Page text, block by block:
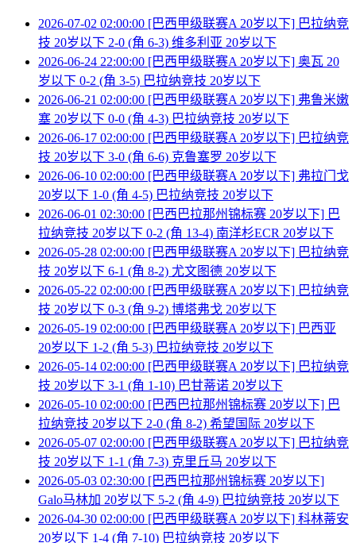
2026-07-02 02:00:00 [巴西甲级联赛A 20岁以下] 巴拉纳竞
技 20岁以下 2-0 (角 6-3) 维多利亚 20岁以下
2026-06-24 22:00:00 [巴西甲级联赛A 20岁以下] 奥瓦 20
岁以下 0-2 (角 3-5) 巴拉纳竞技 20岁以下
2026-06-21 02:00:00 [巴西甲级联赛A 20岁以下] 弗鲁米嫩
塞 20岁以下 0-0 (角 4-3) 巴拉纳竞技 20岁以下
2026-06-17 02:00:00 [巴西甲级联赛A 20岁以下] 巴拉纳竞
技 20岁以下 3-0 (角 6-6) 克鲁塞罗 20岁以下
2026-06-10 02:00:00 [巴西甲级联赛A 20岁以下] 弗拉门戈
20岁以下 1-0 (角 4-5) 巴拉纳竞技 20岁以下
2026-06-01 02:30:00 [巴西巴拉那州锦标赛 20岁以下] 巴
拉纳竞技 20岁以下 0-2 (角 13-4) 南洋杉ECR 20岁以下
2026-05-28 02:00:00 [巴西甲级联赛A 20岁以下] 巴拉纳竞
技 20岁以下 6-1 (角 8-2) 尤文图德 20岁以下
2026-05-22 02:00:00 [巴西甲级联赛A 20岁以下] 巴拉纳竞
技 20岁以下 0-3 (角 9-2) 博塔弗戈 20岁以下
2026-05-19 02:00:00 [巴西甲级联赛A 20岁以下] 巴西亚
20岁以下 1-2 (角 5-3) 巴拉纳竞技 20岁以下
2026-05-14 02:00:00 [巴西甲级联赛A 20岁以下] 巴拉纳竞
技 20岁以下 3-1 (角 1-10) 巴甘蒂诺 20岁以下
2026-05-10 02:00:00 [巴西巴拉那州锦标赛 20岁以下] 巴
拉纳竞技 20岁以下 2-0 (角 8-2) 希望国际 20岁以下
2026-05-07 02:00:00 [巴西甲级联赛A 20岁以下] 巴拉纳竞
技 20岁以下 1-1 (角 7-3) 克里丘马 20岁以下
2026-05-03 02:30:00 [巴西巴拉那州锦标赛 20岁以下]
Galo马林加 20岁以下 5-2 (角 4-9) 巴拉纳竞技 20岁以下
2026-04-30 02:00:00 [巴西甲级联赛A 20岁以下] 科林蒂安
20岁以下 1-4 (角 7-10) 巴拉纳竞技 20岁以下